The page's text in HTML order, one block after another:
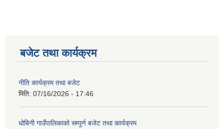
बजेट तथा कार्यक्रम
नीति कार्यक्रम तथा बजेट
मिति: 07/16/2026 - 17:46
धोबिनी गाउँपालिकाको सम्पूर्ण बजेट तथा कार्यक्रम